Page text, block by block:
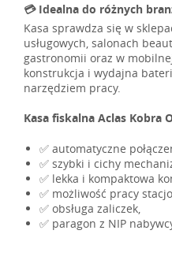
💳 Idealna do różnych
Kasa sprawdza się w
usługowych, salonach
gastronomii oraz w
konstrukcja i wydajna
narzędziem pracy.
Kasa fiskalna Aclas Kobra
✅ automatyczne
✅ szybki i cichy
✅ lekka i kompaktowa
✅ możliwość pracy
✅ obsługa zaliczek,
✅ paragon z NIP